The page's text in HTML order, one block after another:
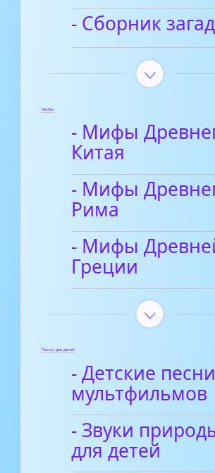
- Сборник
Мифы
- Мифы
Китая
- Мифы
Рима
- Мифы
Греции
Песни для детей
- Детские
мультфильмов
- Звуки
для детей